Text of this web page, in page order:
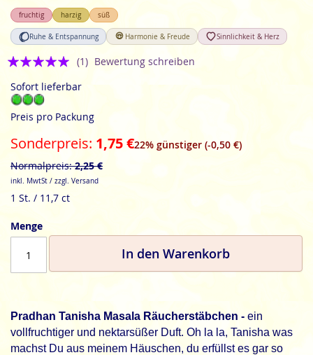
fruchtig harzig süß
Ruhe & Entspannung Harmonie & Freude Sinnlichkeit & Herz
Bewertung:
(1) Bewertung schreiben
Sofort lieferbar
Preis pro Packung
Sonderpreis 1,75 €22% günstiger (-0,50 €)
Normalpreis 2,25 €
inkl. MwtSt / zzgl. Versand
1 St. / 11,7 ct
Menge
In den Warenkorb
Pradhan Tanisha Masala Räucherstäbchen - ein
vollfruchtiger und nektarsüßer Duft. Oh la la, Tanisha was
machst Du aus meinem Häuschen, du erfüllst es gar so